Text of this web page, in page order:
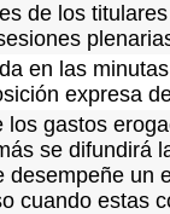
de los
en las
expresa
gastos
se difundirá
desempeñe
cuando estas